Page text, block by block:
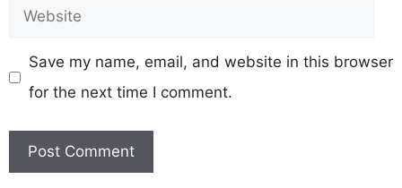
Website
Save my name, email, and website in this browser
for the next time I comment.